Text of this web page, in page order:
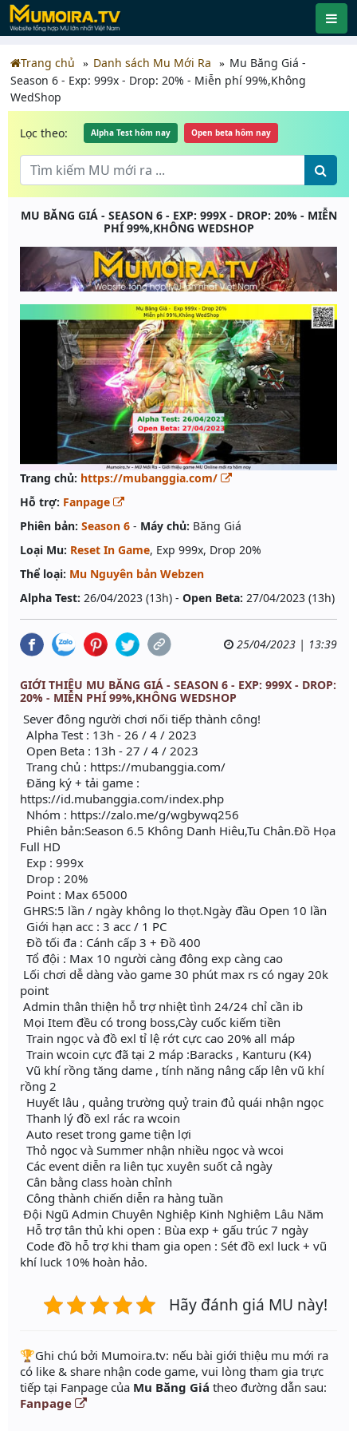
Trang chủ Danh sách Mu Mới Ra
Mu Băng Giá -
Season 6 - Exp: 999x - Drop: 20% - Miễn phí 99%,Không
WedShop
Lọc theo: Alpha Test hôm nay Open beta hôm nay
MU BĂNG GIÁ - SEASON 6 - EXP: 999X - DROP: 20% - MIỄN
PHÍ 99%,KHÔNG WEDSHOP
Trang chủ: https://mubanggia.com/
Hỗ trợ: Fanpage
Phiên bản: Season 6 - Máy chủ: Băng Giá
Loại Mu: Reset In Game, Exp 999x, Drop 20%
Thể loại: Mu Nguyên bản Webzen
Alpha Test: 26/04/2023 (13h) - Open Beta: 27/04/2023 (13h)
25/04/2023 | 13:39
GIỚI THIỆU MU BĂNG GIÁ - SEASON 6 - EXP: 999X - DROP:
20% - MIỄN PHÍ 99%,KHÔNG WEDSHOP
Sever đông người chơi nối tiếp thành công!
Alpha Test : 13h - 26 / 4 / 2023
Open Beta : 13h - 27 / 4 / 2023
Trang chủ : https://mubanggia.com/
Đăng ký + tải game :
https://id.mubanggia.com/index.php
Nhóm : https://zalo.me/g/wgbywq256
Phiên bản:Season 6.5 Không Danh Hiêu,Tu Chân.Đồ Họa
Full HD
Exp : 999x
Drop : 20%
Point : Max 65000
GHRS:5 lần / ngày không lo thọt.Ngày đầu Open 10 lần
Giới hạn acc : 3 acc / 1 PC
Đồ tối đa : Cánh cấp 3 + Đồ 400
Tổ đội : Max 10 người càng đông exp càng cao
Lối chơi dễ dàng vào game 30 phút max rs có ngay 20k
point
Admin thân thiện hỗ trợ nhiệt tình 24/24 chỉ cần ib
Mọi Item đều có trong boss,Cày cuốc kiếm tiền
Train ngọc và đồ exl tỉ lệ rớt cực cao 20% all máp
Train wcoin cực đã tại 2 máp :Baracks , Kanturu (K4)
Vũ khí rồng tăng dame , tính năng nâng cấp lên vũ khí
rồng 2
Huyết lâu , quảng trường quỷ train đủ quái nhận ngọc
Thanh lý đồ exl rác ra wcoin
Auto reset trong game tiện lợi
Thỏ ngọc và Summer nhận nhiều ngọc và wcoi
Các event diễn ra liên tục xuyên suốt cả ngày
Cân bằng class hoàn chỉnh
Công thành chiến diễn ra hàng tuần
Đội Ngũ Admin Chuyên Nghiệp Kinh Nghiệm Lâu Năm
Hỗ trợ tân thủ khi open : Bùa exp + gấu trúc 7 ngày
Code đồ hỗ trợ khi tham gia open : Sét đồ exl luck + vũ
khí luck 10% hoàn hảo.
Hãy đánh giá MU này!
️🏆Ghi chú bởi Mumoira.tv: nếu bài giới thiệu mu mới ra
có like & share nhận code game, vui lòng tham gia trực
tiếp tại Fanpage của Mu Băng Giá theo đường dẫn sau:
Fanpage